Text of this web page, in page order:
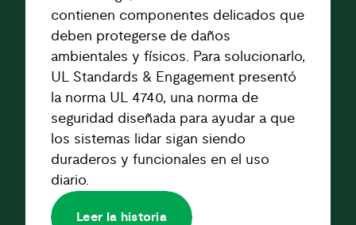
contienen componentes delicados que
deben protegerse de daños
ambientales y físicos. Para solucionarlo,
UL Standards & Engagement presentó
la norma UL 4740, una norma de
seguridad diseñada para ayudar a que
los sistemas lidar sigan siendo
duraderos y funcionales en el uso
diario.
Leer la historia